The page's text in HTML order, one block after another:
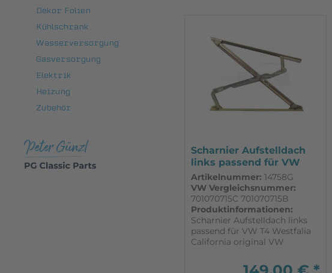
Dekor Folien
Kühlschrank
Wasserversorgung
Gasversorgung
Elektrik
Heizung
Zubehör
Scharnier Aufstelldach
links passend für VW
T4...
Artikelnummer: 14758G
VW Vergleichsnummer:
701070715C 701070715B
Produktinformationen:
Scharnier Aufstelldach links
passend für VW T4 Westfalia
California original VW
(rechte sind nicht mehr